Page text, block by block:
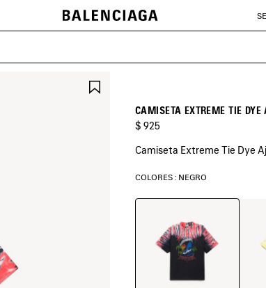
FAVORITOSCAMISETA EXTREME TIE
$ 925
Camiseta Extreme Tie Dye
COLORES : NEGRO
Negro